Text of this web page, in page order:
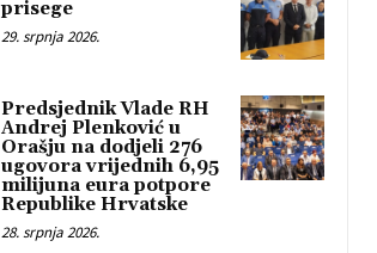
prisege
29. srpnja 2026.
Predsjednik Vlade RH
Andrej Plenković u
Orašju na dodjeli 276
ugovora vrijednih 6,95
milijuna eura potpore
Republike Hrvatske
28. srpnja 2026.